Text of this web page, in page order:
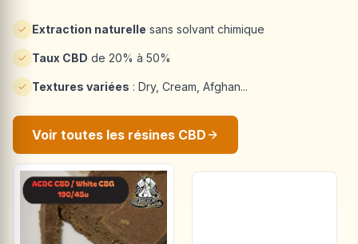
Extraction naturelle sans solvant chimique
Taux CBD de 20% à 50%
Textures variées : Dry, Cream, Afghan...
Voir toutes les résines CBD